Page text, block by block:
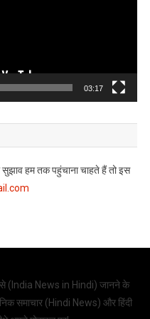
03:17
हम तक पहुंचाना चाहते हैं तो इस
( India News in Hindi) जानने के
समाचार (Hindi News) और हिंदी